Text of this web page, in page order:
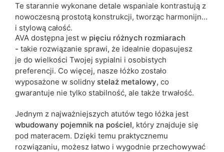
Te starannie wykonane detale wspaniale kontrastują z
nowoczesną prostotą konstrukcji, tworząc harmonijną
i stylową całość.
AVA dostępna jest w pięciu różnych rozmiarach
- takie rozwiązanie sprawi, że idealnie dopasujesz
je do wielkości Twojej sypialni i osobistych
preferencji. Co więcej, nasze łóżko zostało
wyposażone w solidny stelaż metalowy, co
gwarantuje nie tylko stabilność, ale także trwałość.
Jednym z najważniejszych atutów tego łóżka jest
wbudowany pojemnik na pościel, który znajduje się
pod materacem. Dzięki temu praktycznemu
rozwiązaniu, możesz łatwo i wygodnie przechowywać